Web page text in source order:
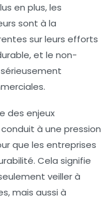
en plus, les
sont à la
sur leurs efforts
et le non-
des enjeux
à une pression
que les entreprises
Cela signifie
veiller à
mais aussi à